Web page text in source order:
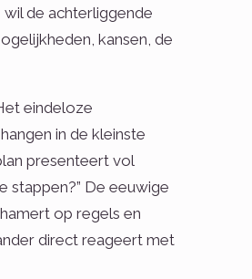
de achterliggende
kansen, de
eindeloze
in de kleinste
presenteert vol
stappen?” De eeuwige
op regels en
direct reageert met